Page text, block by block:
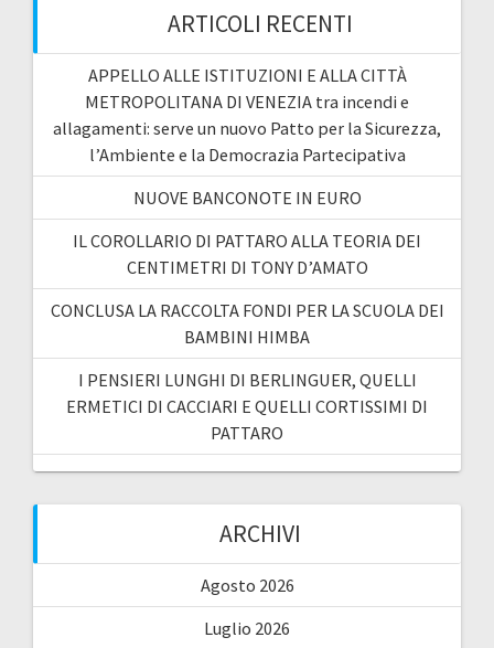
ARTICOLI RECENTI
APPELLO ALLE ISTITUZIONI E ALLA CITTÀ
METROPOLITANA DI VENEZIA tra incendi e
allagamenti: serve un nuovo Patto per la Sicurezza,
l’Ambiente e la Democrazia Partecipativa
NUOVE BANCONOTE IN EURO
IL COROLLARIO DI PATTARO ALLA TEORIA DEI
CENTIMETRI DI TONY D’AMATO
CONCLUSA LA RACCOLTA FONDI PER LA SCUOLA DEI
BAMBINI HIMBA
I PENSIERI LUNGHI DI BERLINGUER, QUELLI
ERMETICI DI CACCIARI E QUELLI CORTISSIMI DI
PATTARO
ARCHIVI
Agosto 2026
Luglio 2026